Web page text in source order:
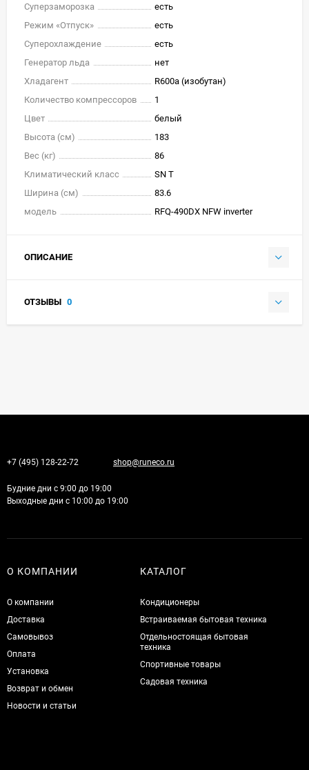
Суперзаморозка
есть
Режим «Отпуск»
есть
Суперохлаждение
есть
Генератор льда
нет
Хладагент
R600a (изобутан)
Количество компрессоров
1
Цвет
белый
Высота (см)
183
Вес (кг)
86
Климатический класс
SN T
Ширина (см)
83.6
модель
RFQ-490DX NFW inverter
ОПИСАНИЕ
ОТЗЫВЫ 0
+7 (495) 128-22-72 shop@runeco.ru
Будние дни с 9:00 до 19:00
Выходные дни с 10:00 до 19:00
О КОМПАНИИ
О компании
Доставка
Самовывоз
Оплата
Установка
Возврат и обмен
Новости и статьи
КАТАЛОГ
Кондиционеры
Встраиваемая бытовая техника
Отдельностоящая бытовая
техника
Спортивные товары
Садовая техника